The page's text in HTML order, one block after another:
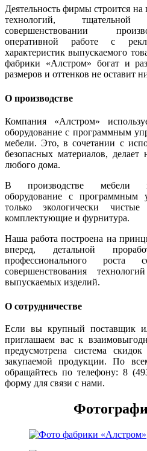
Деятельность фирмы строится
технологий,
совершенствовании
оперативной работе с
характеристик выпускаемого
фабрики «Алстром» богат и
размеров и оттенков не оставит
О производстве
Компания «Алстром»
оборудование с программным
мебели. Это, в сочетании с
безопасных материалов,
любого дома.
В производстве мебели
оборудование с программным
только экологически чистые
комплектующие и фурнитура.
Наша работа построена на
вперед, детальной
профессионального роста
совершенствования
выпускаемых изделий.
О сотрудничестве
Если вы крупный поставщик
приглашаем вас к
предусмотрена система
закупаемой продукции. По
обращайтесь по телефону: 8
форму для связи с нами.